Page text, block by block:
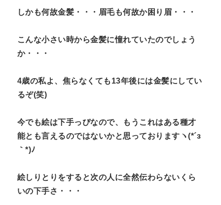
しかも何故金髪・・・眉毛も何故か困り眉・・・
こんな小さい時から金髪に憧れていたのでしょう
か・・・
4歳の私よ、焦らなくても13年後には金髪にしてい
るぞ(笑)
今でも絵は下手っぴなので、もうこれはある種才
能とも言えるのではないかと思っておりますヽ(*´з
｀*)ﾉ
絵しりとりをすると次の人に全然伝わらないくら
いの下手さ・・・